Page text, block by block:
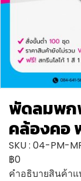
พัดลมพก
คล้องคอ
SKU : 04-PM-
฿0
คำอธิบายสินค้าแ